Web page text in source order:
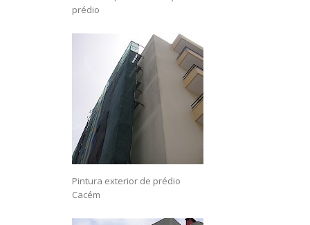
prédio
Pintura exterior de prédio
Cacém